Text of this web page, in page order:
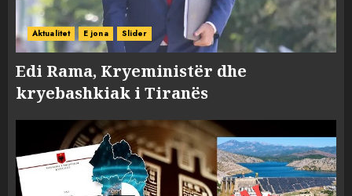
Aktualitet E jona Slider
Edi Rama, Kryeministër dhe
kryebashkiak i Tiranës